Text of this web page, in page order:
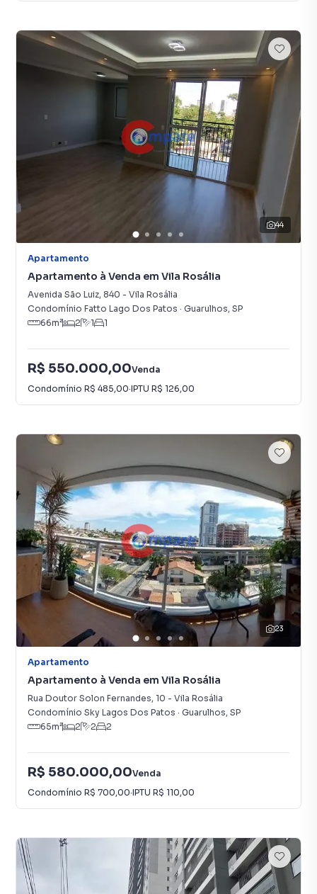
44
Apartamento
Apartamento à Venda em Vila Rosália
Avenida São Luiz, 840 - Vila Rosália
Condomínio Fatto Lago Dos Patos · Guarulhos, SP
66m² 2 1 1
R$ 550.000,00Venda
Condomínio R$ 485,00·IPTU R$ 126,00
23
Apartamento
Apartamento à Venda em Vila Rosália
Rua Doutor Solon Fernandes, 10 - Vila Rosália
Condomínio Sky Lagos Dos Patos · Guarulhos, SP
65m² 2 2 2
R$ 580.000,00Venda
Condomínio R$ 700,00·IPTU R$ 110,00